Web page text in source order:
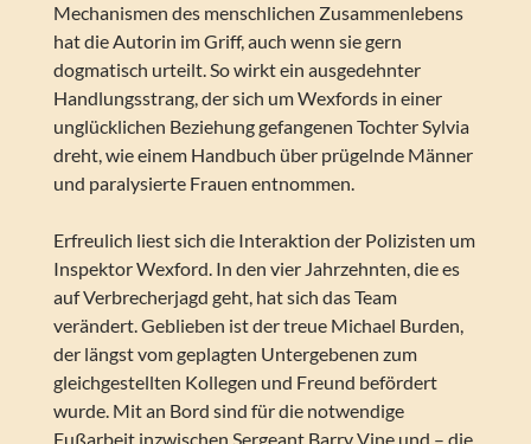
Mechanismen des menschlichen Zusammenlebens
hat die Autorin im Griff, auch wenn sie gern
dogmatisch urteilt. So wirkt ein ausgedehnter
Handlungsstrang, der sich um Wexfords in einer
unglücklichen Beziehung gefangenen Tochter Sylvia
dreht, wie einem Handbuch über prügelnde Männer
und paralysierte Frauen entnommen.
Erfreulich liest sich die Interaktion der Polizisten um
Inspektor Wexford. In den vier Jahrzehnten, die es
auf Verbrecherjagd geht, hat sich das Team
verändert. Geblieben ist der treue Michael Burden,
der längst vom geplagten Untergebenen zum
gleichgestellten Kollegen und Freund befördert
wurde. Mit an Bord sind für die notwendige
Fußarbeit inzwischen Sergeant Barry Vine und – die